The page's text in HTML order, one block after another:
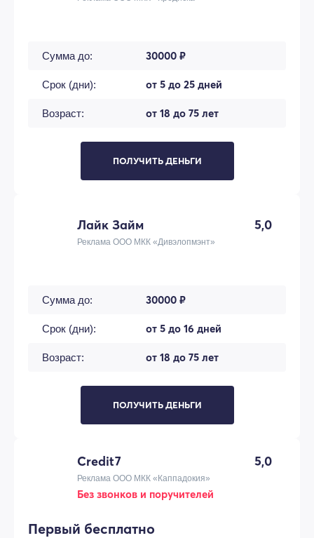
Сумма до: 30000 ₽
Срок (дни): от 5 до 25 дней
Возраст: от 18 до 75 лет
ПОЛУЧИТЬ ДЕНЬГИ
Лайк Займ 5,0
Реклама ООО МКК «Дивэлопмэнт»
Сумма до: 30000 ₽
Срок (дни): от 5 до 16 дней
Возраст: от 18 до 75 лет
ПОЛУЧИТЬ ДЕНЬГИ
Credit7 5,0
Реклама ООО МКК «Каппадокия»
Без звонков и поручителей
Первый бесплатно